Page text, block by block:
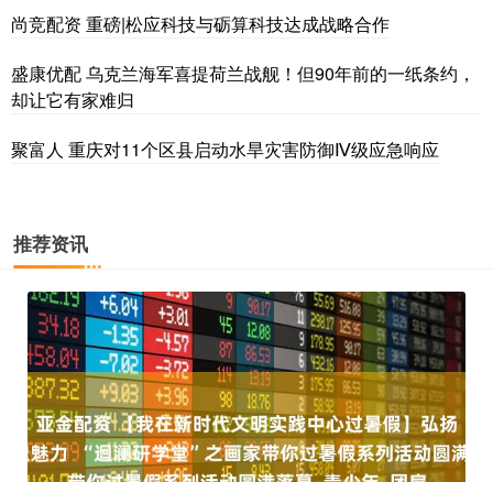
尚竞配资 重磅|松应科技与砺算科技达成战略合作
盛康优配 乌克兰海军喜提荷兰战舰！但90年前的一纸条约，
却让它有家难归
聚富人 重庆对11个区县启动水旱灾害防御Ⅳ级应急响应
推荐资讯